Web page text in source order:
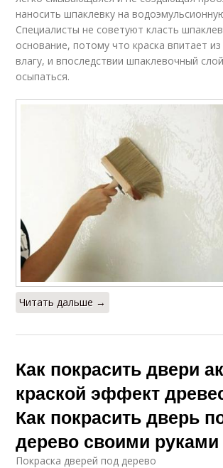
наносить шпаклевку на
Специалисты не советуют класть
основание, потому что краска впитает
влагу, и впоследствии шпаклевочный
осыпаться.
Читать дальше →
Как покрасить двери
краской эффект
Как покрасить дверь
дерево своими руками
Покраска дверей под дерево